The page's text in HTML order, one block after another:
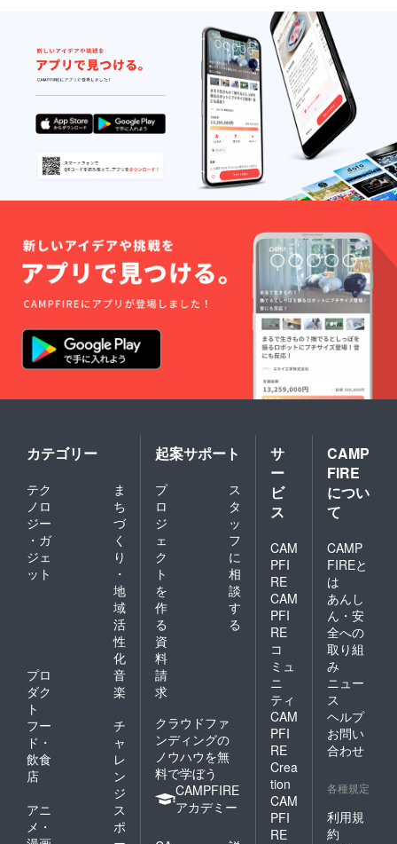
ance_zone_respect/ーーー"
ラニーラッカー氏 スペ
シャルライブ"本イベントの
メインゲスト！！日本ゴス
ペルの第一人者とも呼ばれ
る、ラニーラッカー氏が本
イベントを盛り上げてくだ
さいます！ラストにはみん
ましょう♩ラニー ラッカー
ニューヨーク州オーベニー
市で生まれ、幼い頃から教
会の賛美の中に育ち、教会
のクワイヤに参加。父がレ
コード店を経営していたこ
ともあり、ジャズやブルー
ラーミュージックに対し関
の時にドラムを始め、中学
校・高校時代には吹奏楽器
や管楽器と幅広く演奏。60
年代後半、ソウル・バンド
に加わり、トロンボーンや
キーボード奏者、そして
ヴォーカリストとして音楽
活動を始める。 1977年、初
来日、ライブ活動を行う。
1986年第31回Yamaha ポプ
コンつま恋本選会におい
て、「フレンドシップ」が
優秀曲賞受賞。1991〜1993
年にフジテレビ「ひらけ！
員会よ
り御礼
のメッ
セージ
を配信
致しま
す。 ※
デザイ
ンはイ
メージ
です。
変更に
なる場
合がご
カテゴリー
テク
ノロ
ジー
・ガ
ジェ
ット
ま
ち
づ
く
り
・
地
域
活
性
化
プロ
ダク
ト
音
楽
フー
ド・
飲食
店
チ
ャ
レ
ン
ジ
アニ
メ・
ス
ポ
起案サポート
プ
ロ
ジ
ェ
ク
ト
を
作
る
ス
タ
ッ
フ
に
相
談
す
る
資
料
請
求
クラウドファ
ンディングの
ノウハウを無
料で学ぼう
CAMPFIRE
アカデミー
サ
ー
ビ
ス
CAM
PFI
RE
CAM
PFI
RE
コ
ミュ
ニ
ティ
CAM
PFI
RE
Crea
tion
CAM
PFI
RE
CAMP
FIRE
につい
て
CAMP
FIREと
は
あんし
ん・安
全への
取り組
み
ニュー
ス
ヘルプ
お問い
合わせ
各種規定
利用規
約